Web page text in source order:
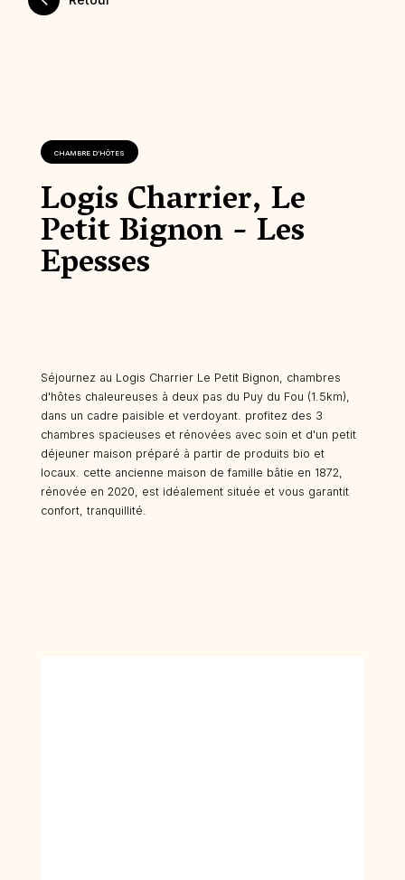
CHAMBRE D’HÔTES
Logis Charrier, Le
Petit Bignon - Les
Epesses
Séjournez au Logis Charrier Le Petit Bignon, chambres
d'hôtes chaleureuses à deux pas du Puy du Fou (1.5km),
dans un cadre paisible et verdoyant. profitez des 3
chambres spacieuses et rénovées avec soin et d'un petit
déjeuner maison préparé à partir de produits bio et
locaux. cette ancienne maison de famille bâtie en 1872,
rénovée en 2020, est idéalement située et vous garantit
confort, tranquillité.​